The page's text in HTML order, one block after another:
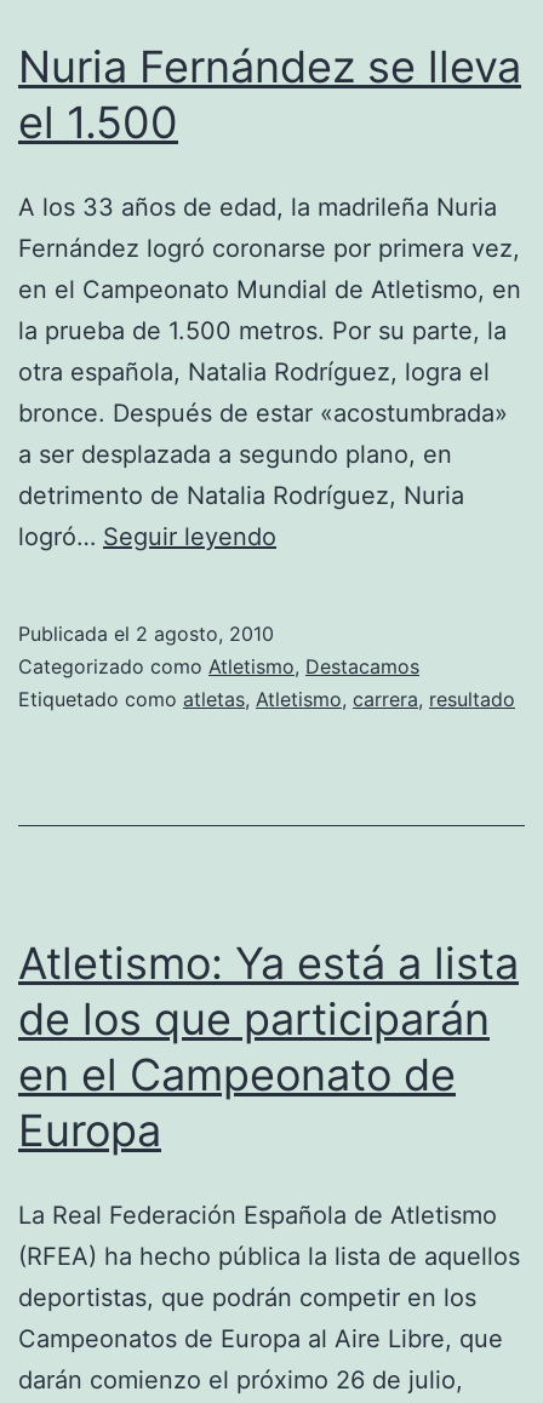
Nuria Fernández se lleva
el 1.500
A los 33 años de edad, la madrileña Nuria
Fernández logró coronarse por primera vez,
en el Campeonato Mundial de Atletismo, en
la prueba de 1.500 metros. Por su parte, la
otra española, Natalia Rodríguez, logra el
bronce. Después de estar «acostumbrada»
a ser desplazada a segundo plano, en
detrimento de Natalia Rodríguez, Nuria
logró… Seguir leyendo
lleva
el
Publicada el 2 agosto, 2010
Categorizado como Atletismo, Destacamos
Etiquetado como atletas, Atletismo, carrera, resultado
Atletismo: Ya está a lista
de los que participarán
en el Campeonato de
Europa
La Real Federación Española de Atletismo
(RFEA) ha hecho pública la lista de aquellos
deportistas, que podrán competir en los
Campeonatos de Europa al Aire Libre, que
darán comienzo el próximo 26 de julio,